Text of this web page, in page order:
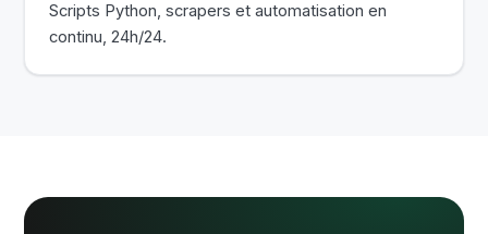
Scripts Python, scrapers et automatisation en
continu, 24h/24.